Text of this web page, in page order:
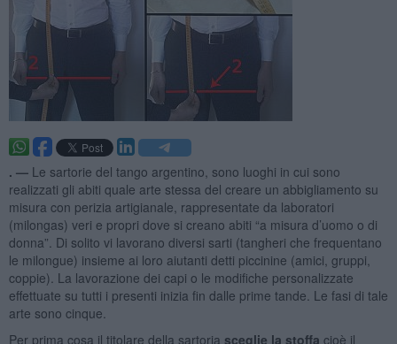
. — Le sartorie del tango argentino, sono luoghi in cui sono
realizzati gli abiti quale arte stessa del creare un abbigliamento su
misura con perizia artigianale, rappresentate da laboratori
(milongas) veri e propri dove si creano abiti “a misura d’uomo o di
donna”. Di solito vi lavorano diversi sarti (tangheri che frequentano
le milongue) insieme ai loro aiutanti detti piccinine (amici, gruppi,
coppie). La lavorazione dei capi o le modifiche personalizzate
effettuate su tutti i presenti inizia fin dalle prime tande. Le fasi di tale
arte sono cinque.
Per prima cosa il titolare della sartoria sceglie la stoffa cioè il